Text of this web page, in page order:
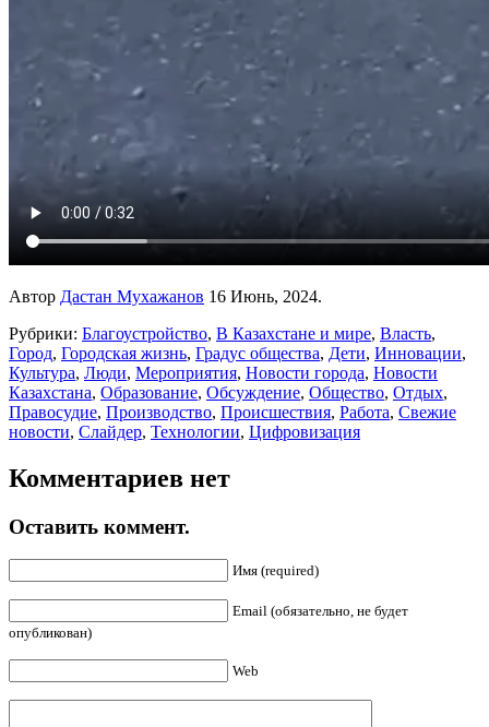
Автор Дастан Мухажанов 16 Июнь, 2024.
Рубрики: Благоустройство, В Казахстане и мире, Власть,
Город, Городская жизнь, Градус общества, Дети, Инновации,
Культура, Люди, Мероприятия, Новости города, Новости
Казахстана, Образование, Обсуждение, Общество, Отдых,
Правосудие, Производство, Происшествия, Работа, Свежие
новости, Слайдер, Технологии, Цифровизация
Комментариев нет
Оставить коммент.
Имя (required)
Email (обязательно, не будет
опубликован)
Web